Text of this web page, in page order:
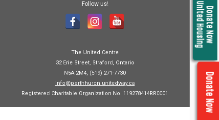
Donate Now
United Housing
Donate Now
Follow us!
The United Centre
32 Erie Street, Straford, Ontario
N5A 2M4, (519) 271-7730
info@perthhuron.unitedway.ca
Registered Charitable Organization No. 119278414RR0001